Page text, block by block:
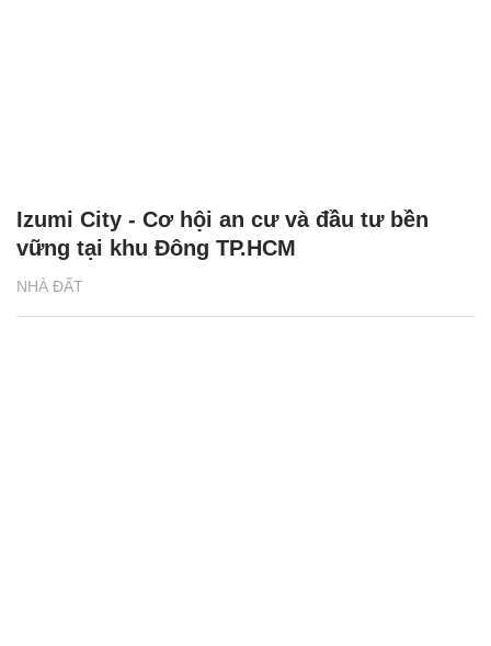
NHÀ ĐẤT
Izumi City - Cơ hội an cư và đầu tư bền
vững tại khu Đông TP.HCM